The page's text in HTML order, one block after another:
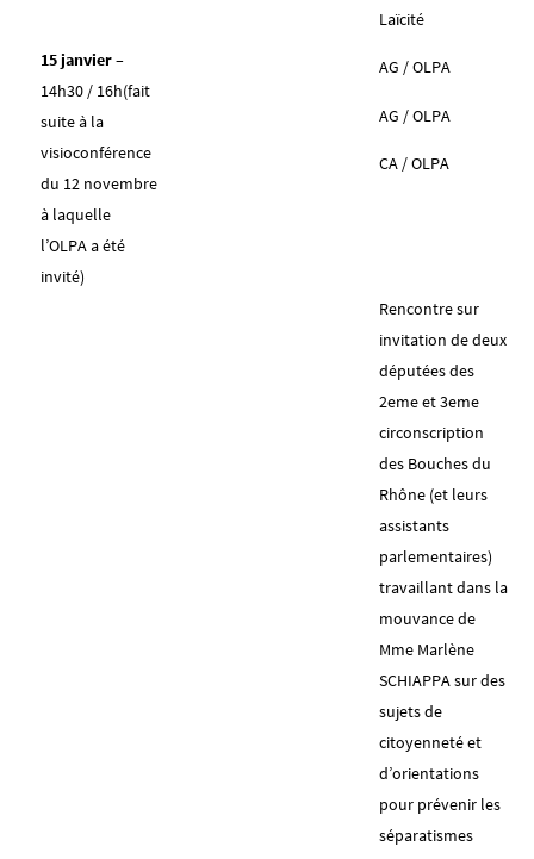
15 janvier –
14h30 / 16h(fait
suite à la
visioconférence
du 12 novembre
à laquelle
l’OLPA a été
invité)
Laïcité
AG / OLPA
AG / OLPA
CA / OLPA
Rencontre sur
invitation de deux
députées des
2eme et 3eme
circonscription
des Bouches du
Rhône (et leurs
assistants
parlementaires)
travaillant dans la
mouvance de
Mme Marlène
SCHIAPPA sur des
sujets de
citoyenneté et
d’orientations
pour prévenir les
séparatismes